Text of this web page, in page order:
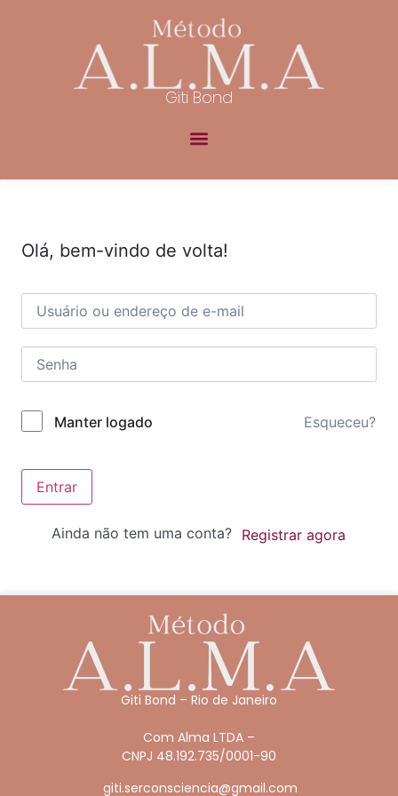
Giti Bond
Olá, bem-vindo de volta!
Manter logado Esqueceu?
Entrar
Ainda não tem uma conta? Registrar agora
Giti Bond – Rio de Janeiro
Com Alma LTDA –
CNPJ 48.192.735/0001-90
giti.serconsciencia@gmail.com